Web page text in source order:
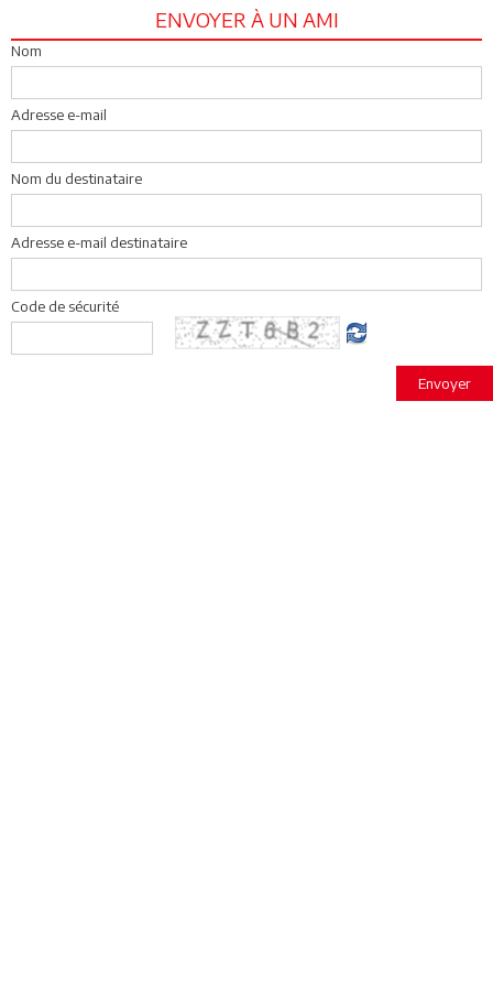
ENVOYER À UN AMI
Nom
Adresse e-mail
Nom du destinataire
Adresse e-mail destinataire
Code de sécurité
Envoyer